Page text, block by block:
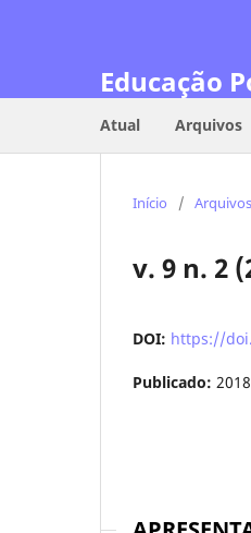
Educação
Atual Arquivos
Início / Arquivos
v. 9 n. 2
DOI: https://
Publicado: